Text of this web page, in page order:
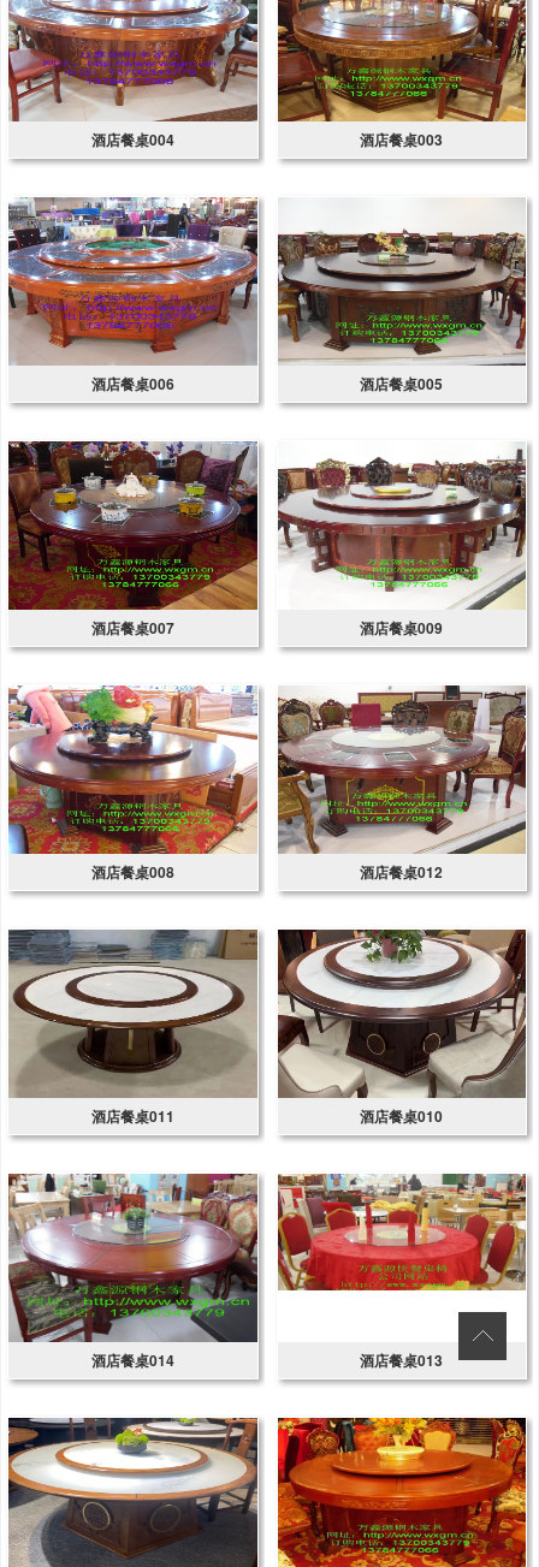
酒店餐桌004 酒店餐桌003
酒店餐桌006 酒店餐桌005
酒店餐桌007 酒店餐桌009
酒店餐桌008 酒店餐桌012
酒店餐桌011 酒店餐桌010
酒店餐桌014 酒店餐桌013